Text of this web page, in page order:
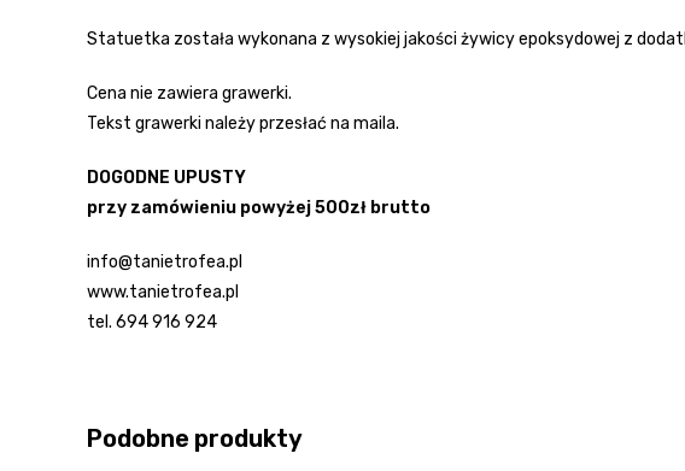
Statuetka została wykonana z wysokiej jakości żywicy epoksydowej z
Cena nie zawiera grawerki.
Tekst grawerki należy przesłać na maila.
DOGODNE UPUSTY
przy zamówieniu powyżej 500zł brutto
info@tanietrofea.pl
www.tanietrofea.pl
tel. 694 916 924
Podobne produkty